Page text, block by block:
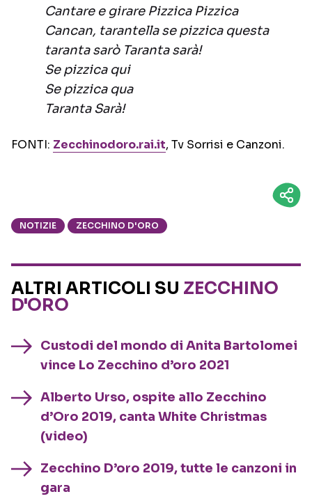
Cantare e girare Pizzica Pizzica
Cancan, tarantella se pizzica questa
taranta sarò Taranta sarà!
Se pizzica qui
Se pizzica qua
Taranta Sarà!
FONTI: Zecchinodoro.rai.it, Tv Sorrisi e Canzoni.
NOTIZIE ZECCHINO D'ORO
ALTRI ARTICOLI SU ZECCHINO
D'ORO
Custodi del mondo di Anita Bartolomei
vince Lo Zecchino d’oro 2021
Alberto Urso, ospite allo Zecchino
d’Oro 2019, canta White Christmas
(video)
Zecchino D’oro 2019, tutte le canzoni in
gara